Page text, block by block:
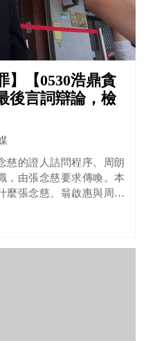
】【0530浩鼎貪
後言詞辯論，檢
慈的證人詰問程序。周朗
，由張念慈要求傳喚。本
麼張念慈、翁啟惠與周朗
了釐清先前投資的過程